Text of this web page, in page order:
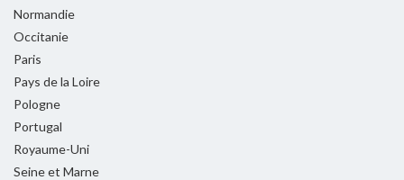
Normandie
Occitanie
Paris
Pays de la Loire
Pologne
Portugal
Royaume-Uni
Seine et Marne